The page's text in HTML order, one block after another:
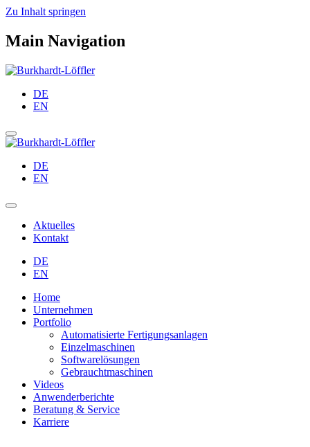
Zu Inhalt springen
Main Navigation
DE
EN
DE
EN
Aktuelles
Kontakt
DE
EN
Home
Unternehmen
Portfolio
Automatisierte Fertigungsanlagen
Einzelmaschinen
Softwarelösungen
Gebrauchtmaschinen
Videos
Anwenderberichte
Beratung & Service
Karriere